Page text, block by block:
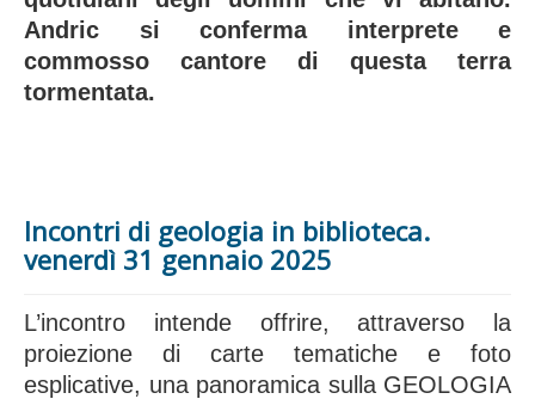
Andric si conferma interprete e
commosso cantore di questa terra
tormentata.
Incontri di geologia in biblioteca.
venerdì 31 gennaio 2025
L’incontro intende offrire, attraverso la
proiezione di carte tematiche e foto
esplicative, una panoramica sulla GEOLOGIA